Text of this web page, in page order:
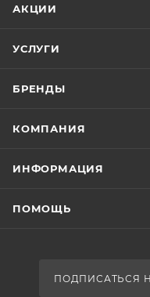
АКЦИИ
УСЛУГИ
БРЕНДЫ
КОМПАНИЯ
ИНФОРМАЦИЯ
ПОМОЩЬ
ПОДПИСАТЬСЯ